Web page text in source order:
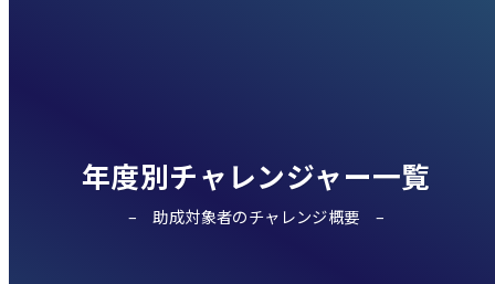
年度別チャレンジャー一覧
助成対象者のチャレンジ概要